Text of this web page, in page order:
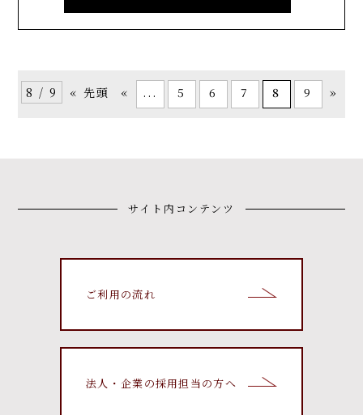
8 / 9 « 先頭 « ... 5 6 7 8 9 »
サイト内コンテンツ
ご利用の流れ
法人・企業の採用担当の方へ